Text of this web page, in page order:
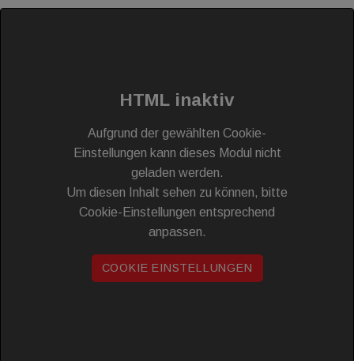
HTML inaktiv
Aufgrund der gewählten Cookie-
Einstellungen kann dieses Modul nicht
geladen werden.
Um diesen Inhalt sehen zu können, bitte
Cookie-Einstellungen entsprechend
anpassen.
COOKIE EINSTELLUNGEN